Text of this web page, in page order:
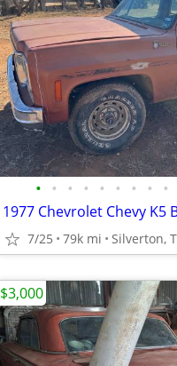
• • • • • • • • •
1977 Chevrolet Chevy K5
7/25 79k mi Silverton,
$3,000